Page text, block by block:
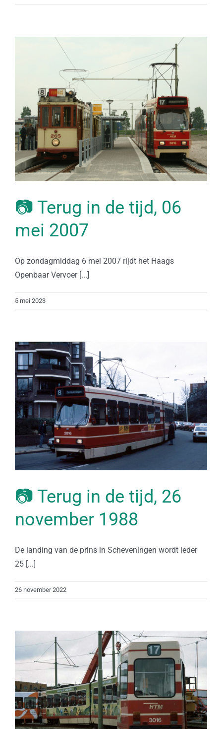
📷 Terug in de tijd, 06
mei 2007
Op zondagmiddag 6 mei 2007 rijdt het Haags
Openbaar Vervoer [...]
5 mei 2023
📷 Terug in de tijd, 26
november 1988
De landing van de prins in Scheveningen wordt ieder
25 [...]
26 november 2022